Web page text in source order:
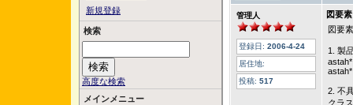
新規登録
検索
高度な検索
メインメニュー
管理人
登録日: 2006-4-24
居住地:
投稿: 517
図要
図要
1. 製
2. 不
クラ